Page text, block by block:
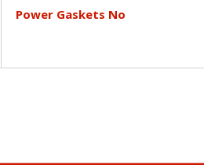
Power Gaskets No